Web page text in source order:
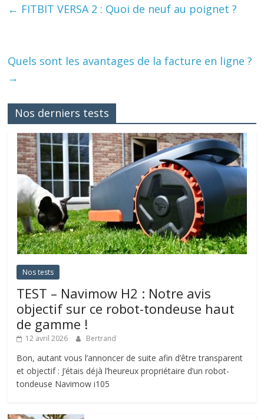
← FITBIT VERSA 2 : Quoi de neuf au poignet ?
Quels sont les avantages de la facture en ligne ?
→
Nos derniers tests
Nos tests
TEST – Navimow H2 : Notre avis
objectif sur ce robot-tondeuse haut
de gamme !
12 avril 2026 Bertrand
Bon, autant vous l’annoncer de suite afin d’être transparent
et objectif : J’étais déjà l’heureux propriétaire d’un robot-
tondeuse Navimow i105